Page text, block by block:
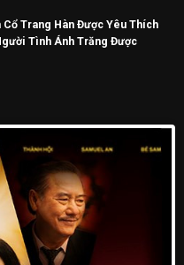
Cổ Trang Hàn Được Yêu Thích
Tình Ánh Trăng Được